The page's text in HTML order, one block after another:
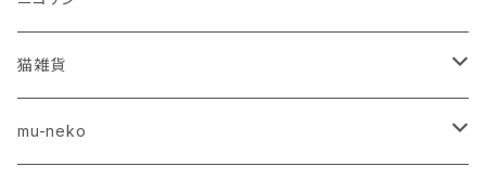
レシピ（デジタルコンテンツ）
雑貨
キーホルダー
チャーム
猫雑貨
紙雑貨
mu-neko